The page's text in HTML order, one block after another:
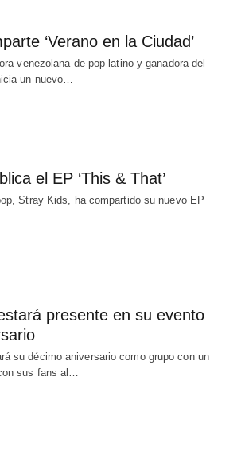
‘Verano en la Ciudad’
venezolana de pop latino y ganadora del
un nuevo…
el EP ‘This & That’
Stray Kids, ha compartido su nuevo EP
presente en su evento
su décimo aniversario como grupo con un
sus fans al…